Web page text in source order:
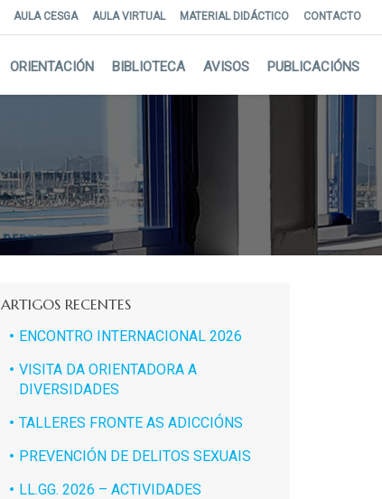
CONTACTO
MATERIAL DIDÁCTICO
AULA VIRTUAL
AULA CESGA
ORIENTACIÓN BIBLIOTECA AVISOS PUBLICACIÓNS
ARTIGOS RECENTES
ENCONTRO INTERNACIONAL 2026
VISITA DA ORIENTADORA A
DIVERSIDADES
TALLERES FRONTE AS ADICCIÓNS
PREVENCIÓN DE DELITOS SEXUAIS
LL.GG. 2026 – ACTIVIDADES